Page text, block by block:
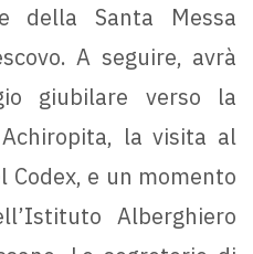
della Santa Messa
A seguire, avrà
giubilare verso la
la visita al
Codex, e un momento
Alberghiero